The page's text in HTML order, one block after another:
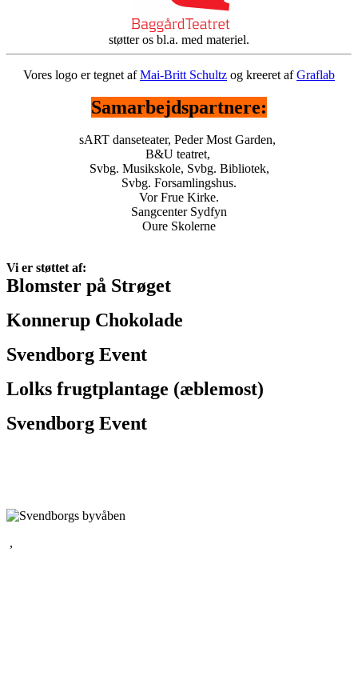
støtter os bl.a. med materiel.
Vores logo er tegnet afMai-Britt Schultz og kreeret afGraflab
Samarbejdspartnere:
sART danseteater, Peder Most Garden,
B&U teatret,
Svbg. Musikskole, Svbg. Bibliotek,
Svbg. Forsamlingshus.
Vor Frue Kirke.
Sangcenter Sydfyn
Oure Skolerne
Vi er støttet af:
Blomster på Strøget
Konnerup Chokolade
Svendborg Event
Lolks frugtplantage (æblemost)
Svendborg Event
,